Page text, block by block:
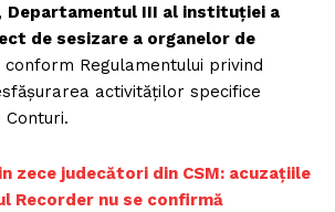
Departamentul III al instituției a
de sesizare a organelor de
conform Regulamentului privind
activităților specifice
Conturi.
zece judecători din CSM: acuzațiile
Recorder nu se confirmă